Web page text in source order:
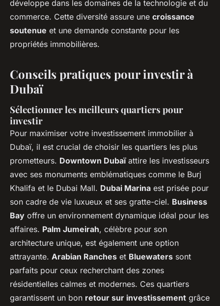
développe dans les domaines de la technologie et du
commerce. Cette diversité assure une croissance
soutenue et une demande constante pour les
propriétés immobilières.
Conseils pratiques pour investir à
Dubaï
Sélectionner les meilleurs quartiers pour
investir
Pour maximiser votre investissement immobilier à
Dubaï, il est crucial de choisir les quartiers les plus
prometteurs. Downtown Dubaïattire les investisseurs
avec ses monuments emblématiques comme le Burj
Khalifa et le Dubai Mall. Dubai Marina est prisée pour
son cadre de vie luxueux et ses gratte-ciel. Business
Bay offre un environnement dynamique idéal pour les
affaires. Palm Jumeirah, célèbre pour son
architecture unique, est également une option
attrayante. Arabian Ranches et Bluewaters sont
parfaits pour ceux recherchant des zones
résidentielles calmes et modernes. Ces quartiers
garantissent un bon retour sur investissement grâce